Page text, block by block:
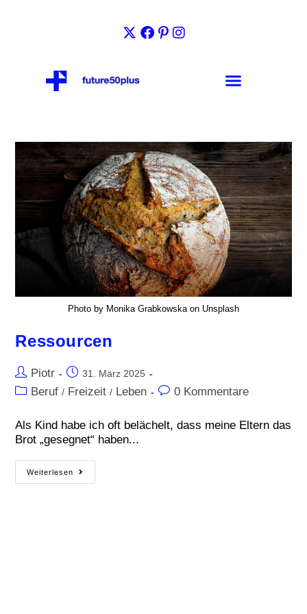
Photo by Monika Grabkowska on Unsplash
Ressourcen
Piotr 31. März 2025
Beruf / Freizeit / Leben 0 Kommentare
Als Kind habe ich oft belächelt, dass meine Eltern das
Brot „gesegnet“ haben...
Weiterlesen